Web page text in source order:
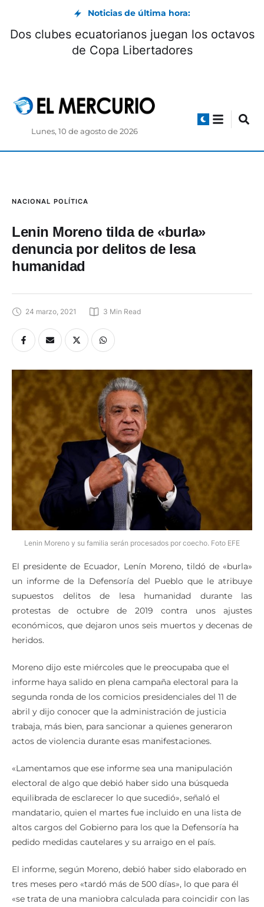
Noticias de última hora:
Dos clubes ecuatorianos juegan los octavos
de Copa Libertadores
Lunes, 10 de agosto de 2026
NACIONAL POLÍTICA
Lenin Moreno tilda de «burla»
denuncia por delitos de lesa
humanidad
24 marzo, 2021 3 Min Read
Lenin Moreno y su familia serán procesados por coecho. Foto EFE
El presidente de Ecuador, Lenín Moreno, tildó de «burla»
un informe de la Defensoría del Pueblo que le atribuye
supuestos delitos de lesa humanidad durante las
protestas de octubre de 2019 contra unos ajustes
económicos, que dejaron unos seis muertos y decenas de
heridos.
Moreno dijo este miércoles que le preocupaba que el
informe haya salido en plena campaña electoral para la
segunda ronda de los comicios presidenciales del 11 de
abril y dijo conocer que la administración de justicia
trabaja, más bien, para sancionar a quienes generaron
actos de violencia durante esas manifestaciones.
«Lamentamos que ese informe sea una manipulación
electoral de algo que debió haber sido una búsqueda
equilibrada de esclarecer lo que sucedió», señaló el
mandatario, quien el martes fue incluido en una lista de
altos cargos del Gobierno para los que la Defensoría ha
pedido medidas cautelares y su arraigo en el país.
El informe, según Moreno, debió haber sido elaborado en
tres meses pero «tardó más de 500 días», lo que para él
«se trata de una maniobra calculada para coincidir con las